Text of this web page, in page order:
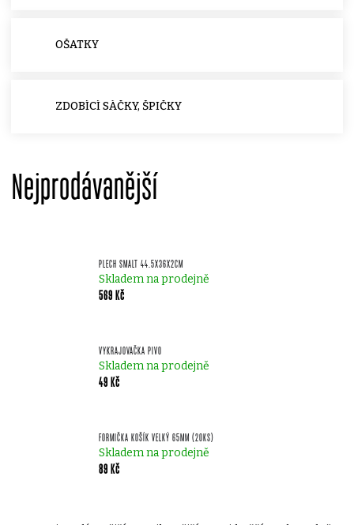
OŠATKY
ZDOBÍCÍ SÁČKY, ŠPIČKY
Nejprodávanější
PLECH SMALT 44.5X36X2CM
Skladem na prodejně
569 Kč
VYKRAJOVAČKA PIVO
Skladem na prodejně
49 Kč
FORMIČKA KOŠÍK VELKÝ 65MM (20KS)
Skladem na prodejně
89 Kč